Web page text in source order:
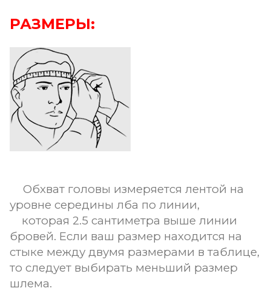
РАЗМЕРЫ:
Обхват головы измеряется лентой на
уровне середины лба по линии,
которая 2.5 сантиметра выше линии
бровей. Если ваш размер находится на
стыке между двумя размерами в таблице,
то следует выбирать меньший размер
шлема.